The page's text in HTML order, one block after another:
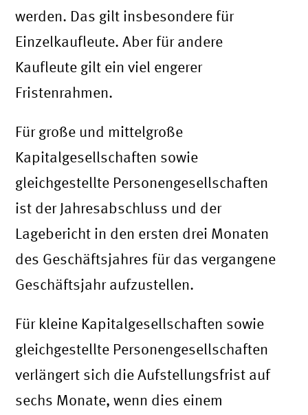
werden. Das gilt insbesondere für
Einzelkaufleute. Aber für andere
Kaufleute gilt ein viel engerer
Fristenrahmen.
Für große und mittelgroße
Kapitalgesellschaften sowie
gleichgestellte Personengesellschaften
ist der Jahresabschluss und der
Lagebericht in den ersten drei Monaten
des Geschäftsjahres für das vergangene
Geschäftsjahr aufzustellen.
Für kleine Kapitalgesellschaften sowie
gleichgestellte Personengesellschaften
verlängert sich die Aufstellungsfrist auf
sechs Monate, wenn dies einem